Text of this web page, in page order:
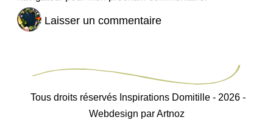
Tous droits réservés Inspirations Domitille - 2026 -
Webdesign par Artnoz